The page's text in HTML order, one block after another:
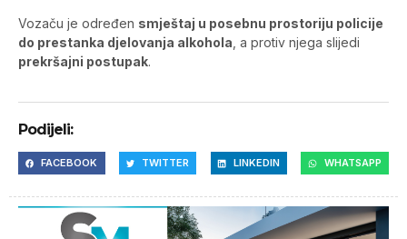
Vozaču je određen smještaj u posebnu prostoriju policije
do prestanka djelovanja alkohola , a protiv njega slijedi
prekršajni postupak.
Podijeli:
FACEBOOK TWITTER LINKEDIN WHATSAPP